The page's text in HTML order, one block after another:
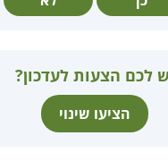
לכם הצעות לעדכון?
הציעו שינוי